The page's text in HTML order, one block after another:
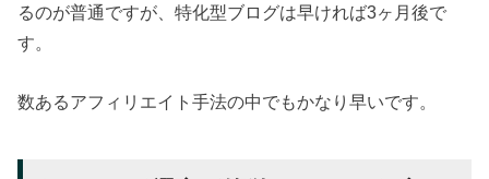
るのが普通ですが、特化型ブログは早ければ3ヶ月後で
す。
数あるアフィリエイト手法の中でもかなり早いです。